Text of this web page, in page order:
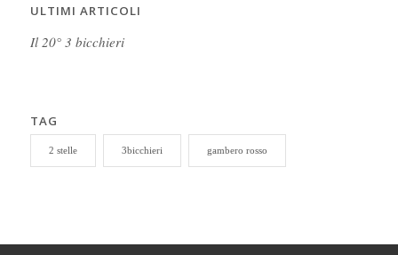
ULTIMI ARTICOLI
Il 20° 3 bicchieri
TAG
2 stelle 3bicchieri gambero rosso